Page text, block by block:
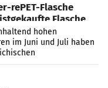
rePET-Flasche
Flasche
hohen
im Juni und Juli haben
zu deutlichen
Während